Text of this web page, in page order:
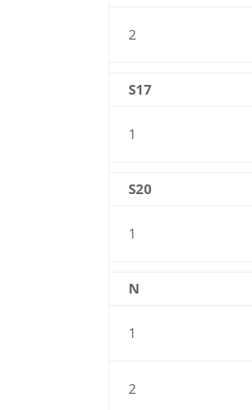
2
S17
1
S20
1
N
1
2